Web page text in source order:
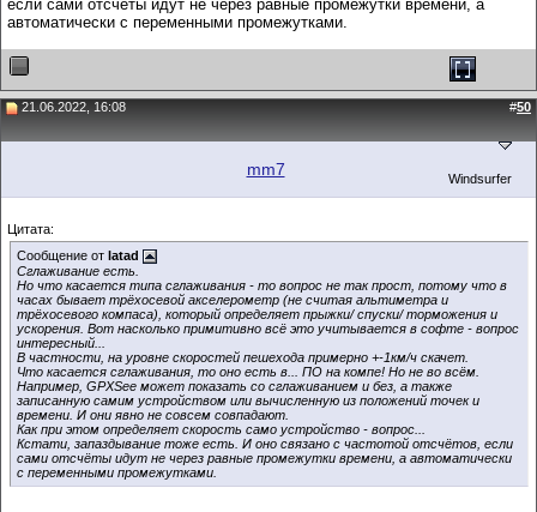
если сами отсчёты идут не через равные промежутки времени, а
автоматически с переменными промежутками.
21.06.2022, 16:08 #50
mm7 Windsurfer
Цитата:
Сообщение от latad
Сглаживание есть.
Но что касается типа сглаживания - то вопрос не так прост, потому что в
часах бывает трёхосевой акселерометр (не считая альтиметра и
трёхосевого компаса), который определяет прыжки/ спуски/ торможения и
ускорения. Вот насколько примитивно всё это учитывается в софте - вопрос
интересный...
В частности, на уровне скоростей пешехода примерно +-1км/ч скачет.
Что касается сглаживания, то оно есть в... ПО на компе! Но не во всём.
Например, GPXSee может показать со сглаживанием и без, а также
записанную самим устройством или вычисленную из положений точек и
времени. И они явно не совсем совпадают.
Как при этом определяет скорость само устройство - вопрос...
Кстати, запаздывание тоже есть. И оно связано с частотой отсчётов, если
сами отсчёты идут не через равные промежутки времени, а автоматически
с переменными промежутками.